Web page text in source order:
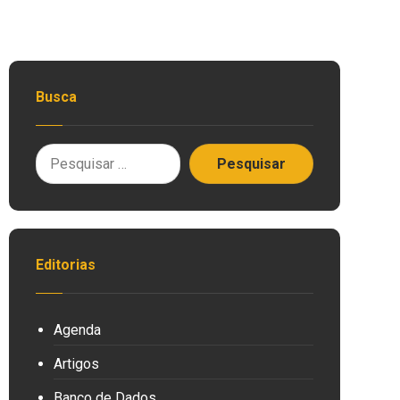
Busca
Editorias
Agenda
Artigos